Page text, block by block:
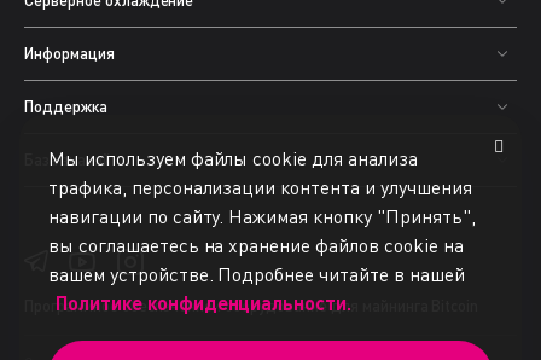
Информация
Поддержка
База знаний
Программное обеспечениеи оборудование для майнинга Bitcoin
Мы используем файлы cookie для анализа
трафика, персонализации контента и улучшения
навигации по сайту. Нажимая кнопку "Принять",
вы соглашаетесь на хранение файлов cookie на
вашем устройстве. Подробнее читайте в нашей
Политике конфиденциальности.